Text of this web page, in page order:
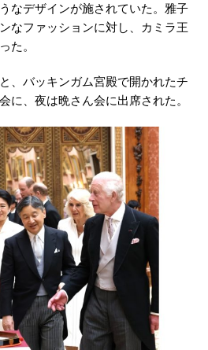
なデザインが施されていた。雅子
なファッションに対し、カミラ王
た。
、バッキンガム宮殿で開かれたチ
に、夜は晩さん会に出席された。